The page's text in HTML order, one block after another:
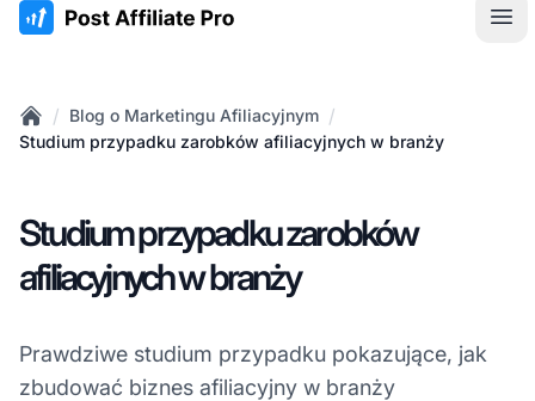
:site.title
Home
/ Blog o Marketingu Afiliacyjnym /
Studium przypadku zarobków afiliacyjnych w branży
Studium przypadku zarobków
afiliacyjnych w branży
Prawdziwe studium przypadku pokazujące, jak
zbudować biznes afiliacyjny w branży